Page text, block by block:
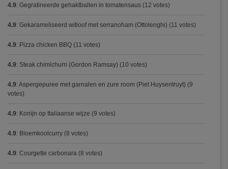
4.9: Gegratineerde gehaktballen in tomatensaus (12 votes)
4.9: Gekarameliseerd witloof met serranoham (Ottolenghi) (11 votes)
4.9: Pizza chicken BBQ (11 votes)
4.9: Steak chimichurri (Gordon Ramsay) (10 votes)
4.9: Aspergepuree met garnalen en zure room (Piet Huysentruyt) (9
votes)
4.9: Konijn op Italiaanse wijze (9 votes)
4.9: Bloemkoolcurry (8 votes)
4.9: Courgette carbonara (8 votes)